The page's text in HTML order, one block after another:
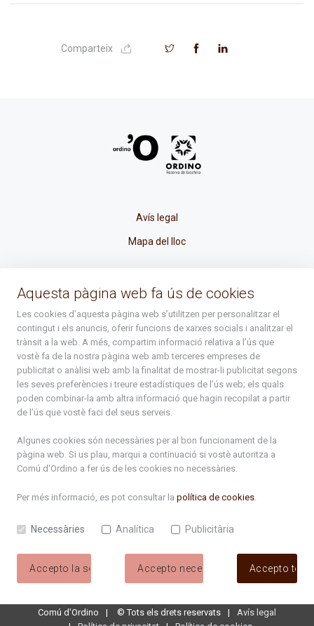
Comparteix
Avís legal
Mapa del lloc
atenciociutadana@ordino.ad
+376 878 100
De Dl. a Dv. : de 8 a 16h (els divendres a partir de l'1 de juny
fins al divendres de la setmana de Meritxell : de 8 a 14h)
Rep tota l'actualitat del Comú d'Ordino en el teu correu
Subscriu-te
Aquesta pàgina web fa ús de cookies
Les cookies d’aquesta pàgina web s’utilitzen per personalitzar el
contingut i els anuncis, oferir funcions de xarxes socials i analitzar el
trànsit a la web. A més, compartim informació relativa a l’ús que
vostè fa de la nostra pàgina web amb terceres empreses de
publicitat o anàlisi web amb la finalitat de mostrar-li publicitat segons
les seves preferències i treure estadístiques de l’ús web; els quals
poden combinar-la amb altra informació que hagin recopilat a partir
de l’ús que vostè faci del seus serveis.
Algunes cookies són necessàries per al bon funcionament de la
pàgina web. Si us plau, marqui a continuació si vostè autoritza a
Comú d'Ordino a fer ús de les cookies no necessàries.
Per més informació, es pot consultar la política de cookies.
Necessàries Analítica Publicitària
Accepto la selecció Accepto necessàries Accepto
Comú d'Ordino ©Tots els drets reservats
Avís legal